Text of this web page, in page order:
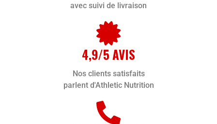
avec suivi de livraison
4,9/5 AVIS
Nos clients satisfaits
parlent d'Athletic Nutrition